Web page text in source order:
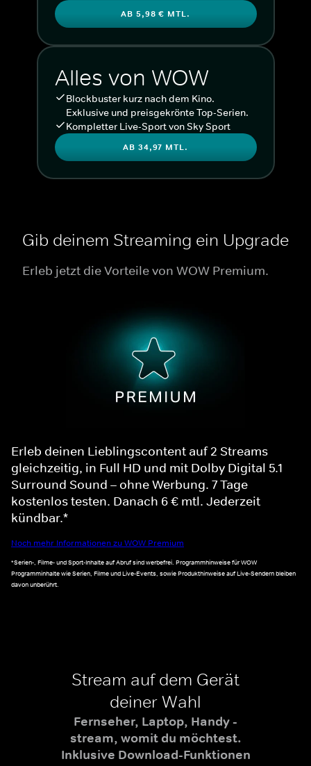
AB 5,98 € MTL.
Alles von WOW
Blockbuster kurz nach dem Kino.
Exklusive und preisgekrönte Top-Serien.
Kompletter Live-Sport von Sky Sport
AB 34,97 MTL.
Gib deinem Streaming ein Upgrade
Erleb jetzt die Vorteile von WOW Premium.
Erleb deinen Lieblingscontent auf 2 Streams
gleichzeitig, in Full HD und mit Dolby Digital 5.1
Surround Sound – ohne Werbung. 7 Tage
kostenlos testen. Danach 6 € mtl. Jederzeit
kündbar.*
Noch mehr Informationen zu WOW Premium
*Serien-, Filme- und Sport-Inhalte auf Abruf sind werbefrei. Programmhinweise für WOW
Programminhalte wie Serien, Filme und Live-Events, sowie Produkthinweise auf Live-Sendern bleiben
davon unberührt.
Stream auf dem Gerät
deiner Wahl
Fernseher, Laptop, Handy -
stream, womit du möchtest.
Inklusive Download-Funktionen